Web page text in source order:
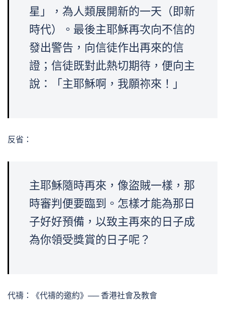
星」，為人類展開新的一天（即新
時代）。最後主耶穌再次向不信的
發出警告，向信徒作出再來的信
證；信徒既對此熱切期待，便向主
說：「主耶穌啊，我願祢來！」
反省：
主耶穌隨時再來，像盜賊一樣，那
時審判便要臨到。怎樣才能為那日
子好好預備，以致主再來的日子成
為你領受獎賞的日子呢？
代禱：《代禱的邀約》── 香港社會及教會